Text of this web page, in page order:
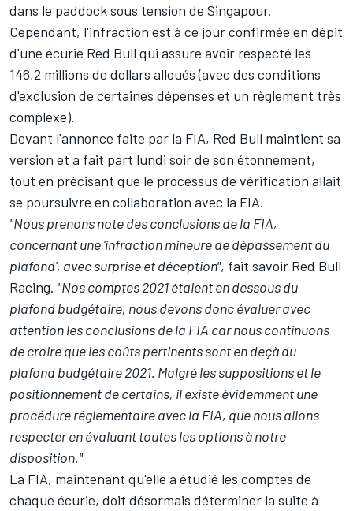
dans le paddock sous tension de Singapour.
Cependant, l'infraction est à ce jour confirmée en dépit
d'une écurie Red Bull qui assure avoir respecté les
146,2 millions de dollars alloués (avec des conditions
d'exclusion de certaines dépenses et un règlement très
complexe).
Devant l'annonce faite par la FIA, Red Bull maintient sa
version et a fait part lundi soir de son étonnement,
tout en précisant que le processus de vérification allait
se poursuivre en collaboration avec la FIA.
"Nous prenons note des conclusions de la FIA,
concernant une 'infraction mineure de dépassement du
plafond', avec surprise et déception", fait savoir Red Bull
Racing. "Nos comptes 2021 étaient en dessous du
plafond budgétaire, nous devons donc évaluer avec
attention les conclusions de la FIA car nous continuons
de croire que les coûts pertinents sont en deçà du
plafond budgétaire 2021. Malgré les suppositions et le
positionnement de certains, il existe évidemment une
procédure réglementaire avec la FIA, que nous allons
respecter en évaluant toutes les options à notre
disposition."
La FIA, maintenant qu'elle a étudié les comptes de
chaque écurie, doit désormais déterminer la suite à